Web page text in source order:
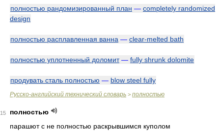
полностью рандомизированный план — completely randomized
design
полностью расплавленная ванна — clear-melted bath
полностью уплотненный доломит— fully shrunk dolomite
продувать сталь полностью — blow steel fully
Русско-английский технический словарь > полностью
15
полностью
парашют с не полностью раскрывшимся куполом